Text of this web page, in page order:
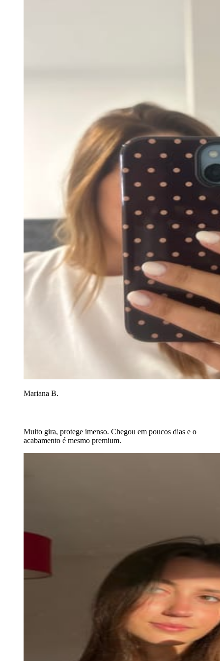
Mariana B.
Muito gira, protege imenso. Chegou em poucos dias e o
acabamento é mesmo premium.